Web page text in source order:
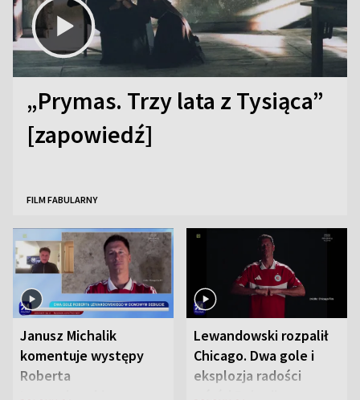
„Prymas. Trzy lata z Tysiąca”
[zapowiedź]
FILM FABULARNY
Janusz Michalik
komentuje występy
Roberta
Lewandowskiego w
Lewandowski rozpalił
Chicago. Dwa gole i
eksplozja radości
wśród Polonii